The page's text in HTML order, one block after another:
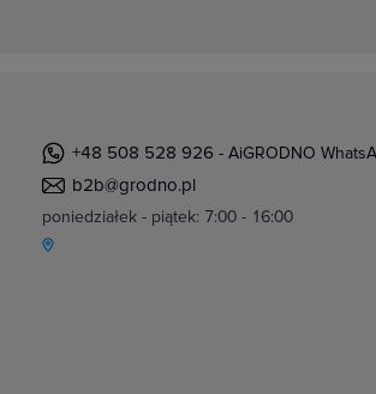
+48 508 528 926 - AiGRODNO
b2b@grodno.pl
poniedziałek - piątek: 7:00 - 16:00